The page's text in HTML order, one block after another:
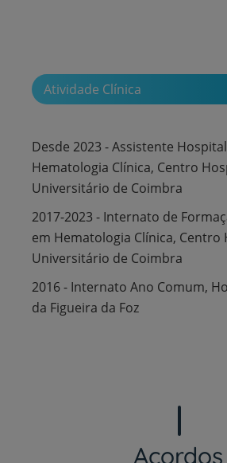
Atividade Clínica
Desde 2023 - Assistente
Hematologia Clínica, Centro
Universitário de Coimbra
2017-2023 - Internato de
em Hematologia Clínica, Centro
Universitário de Coimbra
2016 - Internato Ano Comum,
da Figueira da Foz
Acordos